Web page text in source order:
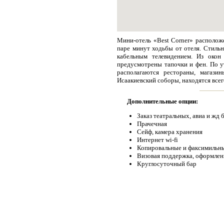
Мини-отель «Best Corner»
паре минут ходьбы от отеля.
кабельным телевидением. Из
предусмотрены тапочки и фен. По
располагаются рестораны,
Исаакиевский соборы, находятся
Дополнительные опции:
Заказ театральных, авиа и жд
Прачечная
Сейф, камера хранения
Интернет wi-fi
Копировальные и
Визовая поддержка,
Круглосуточный бар